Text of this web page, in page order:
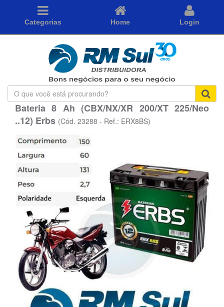
Categorias Home Login
O
que
você
está
Bateria 8 Ah (CBX/NX/XR 200/XT 225/Neo
..12) Erbs (Cód. 23288 - Ref.: ERX8BS)